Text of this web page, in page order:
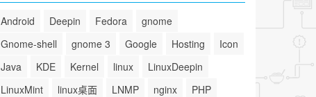
Android Deepin Fedora
gnome
Gnome-shell
gnome 3 Google Hosting
Icon
Java
KDE Kernel linux
LinuxDeepin
LinuxMint
linux桌面 LNMP nginx
PHP